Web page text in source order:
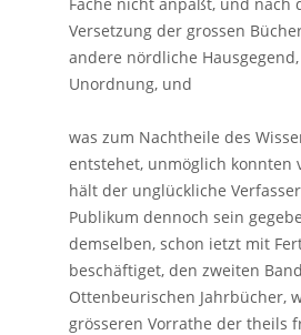
Versetzung der grossen
andere nördliche
Unordnung, und
was zum Nachtheile des
entstehet, unmöglich konnten
hält der unglückliche
Publikum dennoch sein
demselben, schon ietzt mit
beschäftiget, den zweiten
Ottenbeurischen Jahrbücher,
grösseren Vorrathe der theils